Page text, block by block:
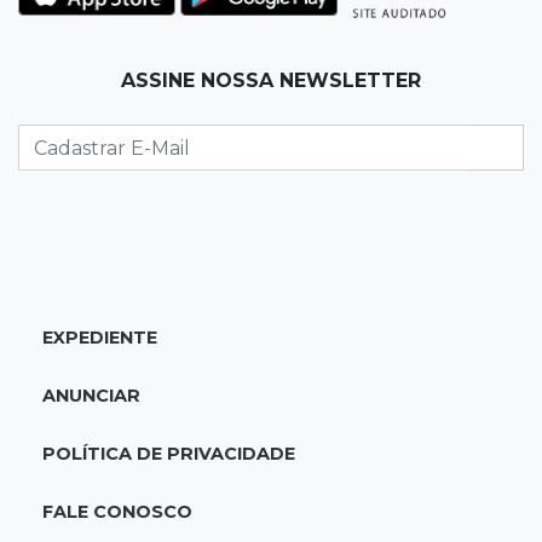
Palmeiras e Vasco confirmam vagas nas
Eleitorado aprova teste da urna, mas diz que
colinha será "fundamental"
Escolas municipais lideram notas do Ensino
ASSINE NOSSA NEWSLETTER
EXPEDIENTE
ANUNCIAR
POLÍTICA DE PRIVACIDADE
FALE CONOSCO